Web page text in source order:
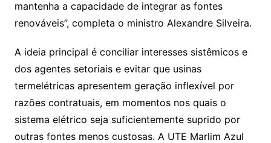
mantenha a capacidade de integrar as fontes
renováveis”, completa o ministro Alexandre Silveira.
A ideia principal é conciliar interesses sistêmicos e
dos agentes setoriais e evitar que usinas
termelétricas apresentem geração inflexível por
razões contratuais, em momentos nos quais o
sistema elétrico seja suficientemente suprido por
outras fontes menos custosas. A UTE Marlim Azul